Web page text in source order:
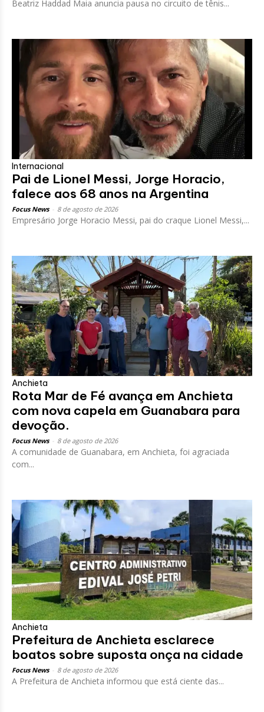
Beatriz Haddad Maia anuncia pausa no circuito de tênis...
Internacional
Pai de Lionel Messi, Jorge Horacio,
falece aos 68 anos na Argentina
Focus News 8 de agosto de 2026
Empresário Jorge Horacio Messi, pai do craque Lionel Messi,...
Anchieta
Rota Mar de Fé avança em Anchieta
com nova capela em Guanabara para
devoção.
Focus News 8 de agosto de 2026
A comunidade de Guanabara, em Anchieta, foi agraciada
com...
Anchieta
Prefeitura de Anchieta esclarece
boatos sobre suposta onça na cidade
Focus News 8 de agosto de 2026
A Prefeitura de Anchieta informou que está ciente das...